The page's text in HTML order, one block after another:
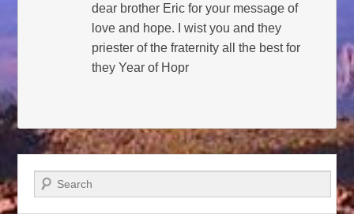
dear brother Eric for your message of
love and hope. I wist you and they
priester of the fraternity all the best for
they Year of Hopr
Cerca